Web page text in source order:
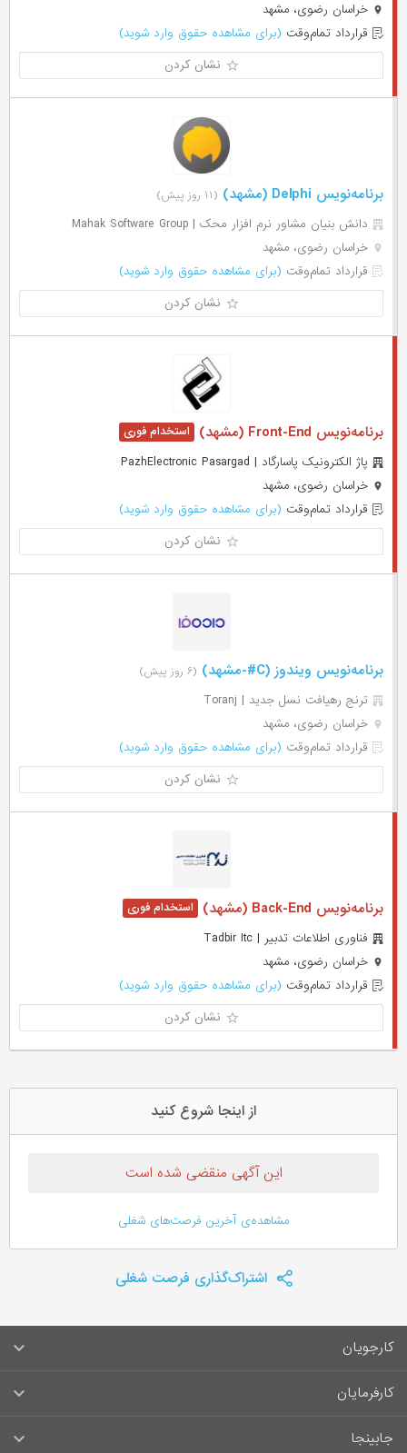
خراسان رضوی، مشهد
قرارداد تمام‌وقت (برای مشاهده حقوق وارد شوید)
نشان کردن
برنامه‌نویس Delphi (مشهد) (۱۱ روز پیش)
دانش بنیان مشاور نرم افزار محک | Mahak Software Group
خراسان رضوی، مشهد
قرارداد تمام‌وقت (برای مشاهده حقوق وارد شوید)
نشان کردن
برنامه‌نویس Front-End (مشهد)
پاژ الکترونیک پاسارگاد | PazhElectronic Pasargad
خراسان رضوی، مشهد
قرارداد تمام‌وقت (برای مشاهده حقوق وارد شوید)
نشان کردن
برنامه‌نویس ویندوز (C#-مشهد) (۶ روز پیش)
ترنج رهیافت نسل جدید | Toranj
خراسان رضوی، مشهد
قرارداد تمام‌وقت (برای مشاهده حقوق وارد شوید)
نشان کردن
برنامه‌نویس Back-End (مشهد)
فناوری اطلاعات تدبیر | Tadbir Itc
خراسان رضوی، مشهد
قرارداد تمام‌وقت (برای مشاهده حقوق وارد شوید)
نشان کردن
از اینجا شروع کنید
این آگهی منقضی شده است
مشاهده‌ی آخرین فرصت‌های شغلی
اشتراک‌گذاری فرصت شغلی
کارجویان
سوالات متداول کارجویان
کارفرمایان
راهنمای ثبت آگهی استخدام
جابینجا